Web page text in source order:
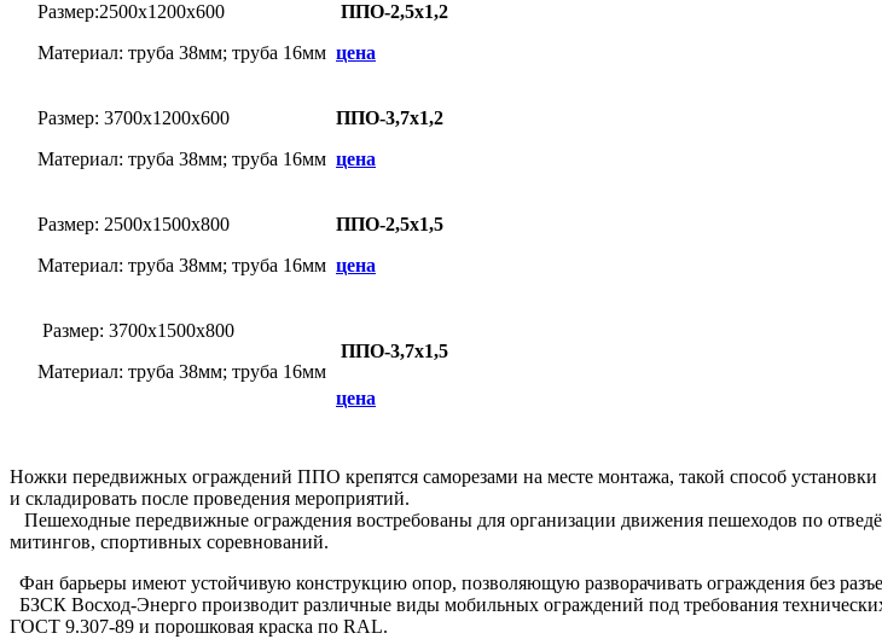
Размер:2500х1200х600
Материал: труба 38мм; труба 16мм
ППО-2,5х1,2
цена
Размер: 3700х1200х600
Материал: труба 38мм; труба 16мм
ППО-3,7х1,2
цена
Размер: 2500х1500х800
Материал: труба 38мм; труба 16мм
ППО-2,5х1,5
цена
Размер: 3700х1500х800
Материал: труба 38мм; труба 16мм
ППО-3,7х1,5
цена
Ножки передвижных ограждений ППО крепятся саморезами на месте монтажа, такой способ
и складировать после проведения мероприятий.
Пешеходные передвижные ограждения востребованы для организации движения пешеходов по
митингов, спортивных соревнований.
Фан барьеры имеют устойчивую конструкцию опор, позволяющую разворачивать ограждения без
БЗСК Восход-Энерго производит различные виды мобильных ограждений под требования
ГОСТ 9.307-89 и порошковая краска по RAL.